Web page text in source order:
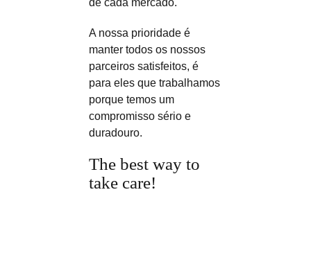
A nossa prioridade é
manter todos os nossos
parceiros satisfeitos, é
para eles que trabalhamos
porque temos um
compromisso sério e
duradouro.
The best way to
take care!